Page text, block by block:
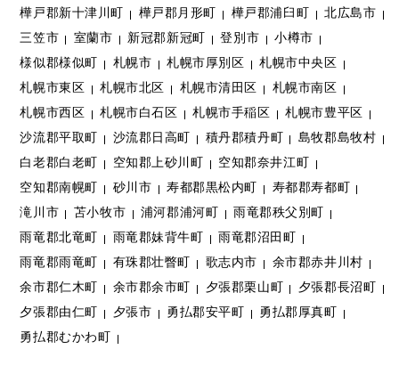
樺戸郡新十津川町
樺戸郡月形町 樺戸郡浦臼町
北広島市
三笠市
室蘭市 新冠郡新冠町 登別市
小樽市
様似郡様似町
札幌市 札幌市厚別区
札幌市中央区
札幌市東区
札幌市北区 札幌市清田区
札幌市南区
札幌市西区
札幌市白石区 札幌市手稲区
札幌市豊平区
沙流郡平取町
沙流郡日高町 積丹郡積丹町
島牧郡島牧村
白老郡白老町
空知郡上砂川町
空知郡奈井江町
空知郡南幌町
砂川市 寿都郡黒松内町
寿都郡寿都町
滝川市
苫小牧市 浦河郡浦河町
雨竜郡秩父別町
雨竜郡北竜町
雨竜郡妹背牛町
雨竜郡沼田町
雨竜郡雨竜町
有珠郡壮瞥町 歌志内市
余市郡赤井川村
余市郡仁木町
余市郡余市町 夕張郡栗山町
夕張郡長沼町
夕張郡由仁町
夕張市 勇払郡安平町
勇払郡厚真町
勇払郡むかわ町